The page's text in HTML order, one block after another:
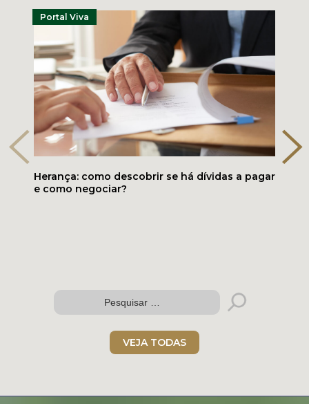
Portal Viva
Herança: como descobrir se há dívidas a pagar
e como negociar?
VEJA TODAS